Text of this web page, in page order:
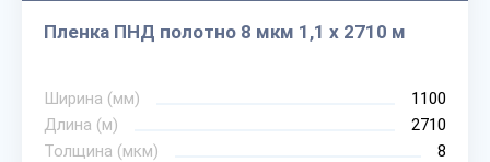
Пленка ПНД полотно 8 мкм 1,1 х 2710 м
Ширина (мм)
1100
Длина (м)
2710
Толщина (мкм)
8